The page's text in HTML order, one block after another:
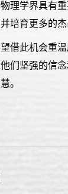
理学界具有
培育更多的
借此机会重
们坚强的信
。